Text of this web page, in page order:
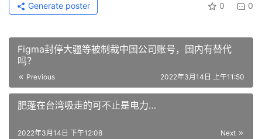
0 0
Generate poster
Figma封停大疆等被制裁中国公司账号，国内有替代
吗？
Previous 2022年3月14日 上午11:50
肥蓬在台湾吸走的可不止是电力…
Next
2022年3月14日 下午12:08